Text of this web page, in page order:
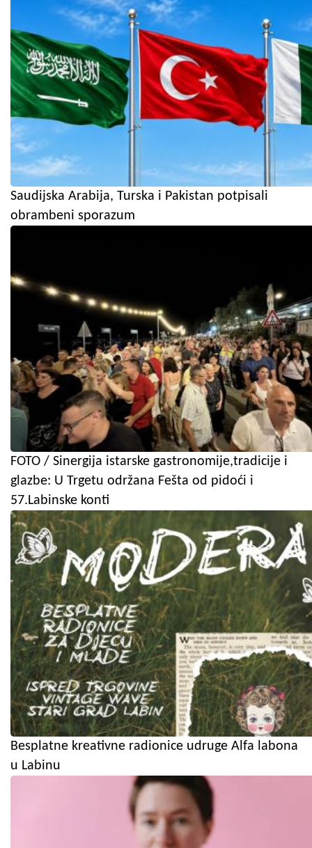
Saudijska Arabija, Turska i Pakistan potpisali
obrambeni sporazum
FOTO / Sinergija istarske gastronomije,tradicije i
glazbe: U Trgetu održana Fešta od pidoći i
57.Labinske konti
Besplatne kreativne radionice udruge Alfa labona
u Labinu